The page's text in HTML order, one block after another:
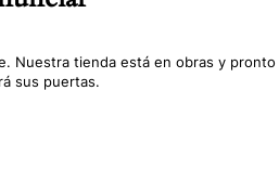
Nuestra tienda está en obras y pronto
sus puertas.